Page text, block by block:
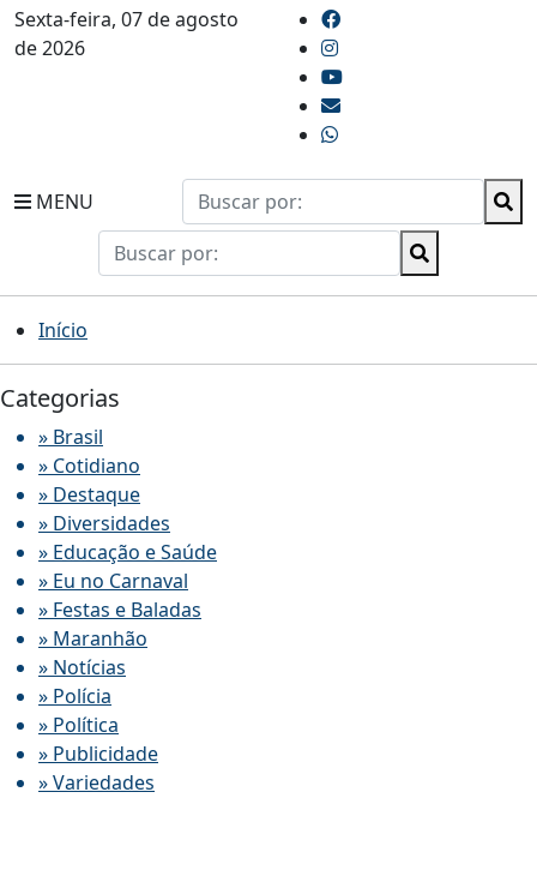
Sexta-feira, 07 de agosto
de 2026
MENU
Início
Categorias
» Brasil
» Cotidiano
» Destaque
» Diversidades
» Educação e Saúde
» Eu no Carnaval
» Festas e Baladas
» Maranhão
» Notícias
» Polícia
» Política
» Publicidade
» Variedades